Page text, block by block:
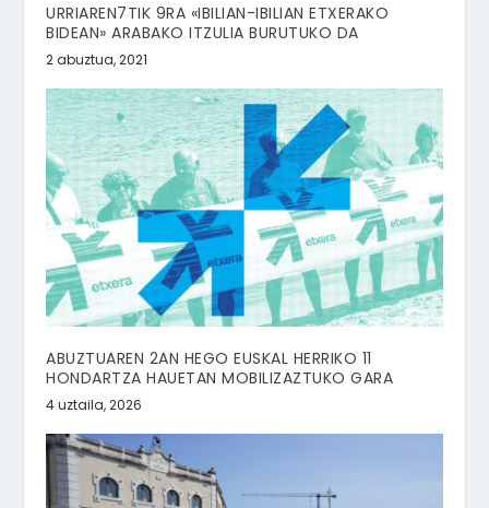
URRIAREN7TIK 9RA «IBILIAN-IBILIAN ETXERAKO
BIDEAN» ARABAKO ITZULIA BURUTUKO DA
2 abuztua, 2021
ABUZTUAREN 2AN HEGO EUSKAL HERRIKO 11
HONDARTZA HAUETAN MOBILIZAZTUKO GARA
4 uztaila, 2026